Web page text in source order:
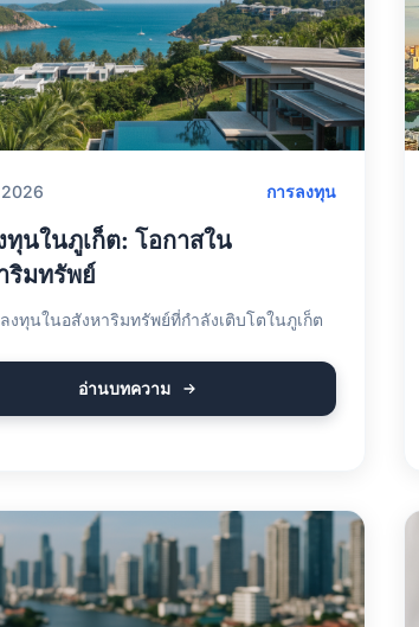
การลงทุน
ทุนในภูเก็ต: โอกาสใน
ริมทรัพย์
งทุนในอสังหาริมทรัพย์ที่กำลังเติบโตในภูเก็ต
อ่านบทความ